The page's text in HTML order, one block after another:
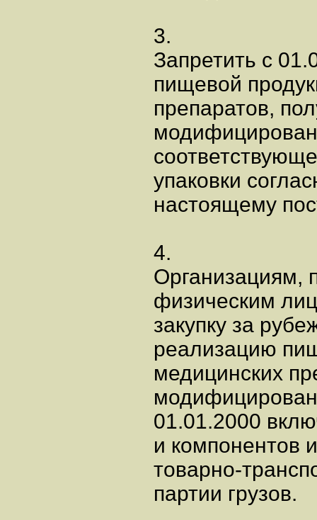
3.
Запретить с
пищевой
препаратов,
упаковки
настоящему
4.
Организациям,
физическим
закупку за
реализацию
медицинских
01.01.2000
и компонентов
товарно-
партии грузов.